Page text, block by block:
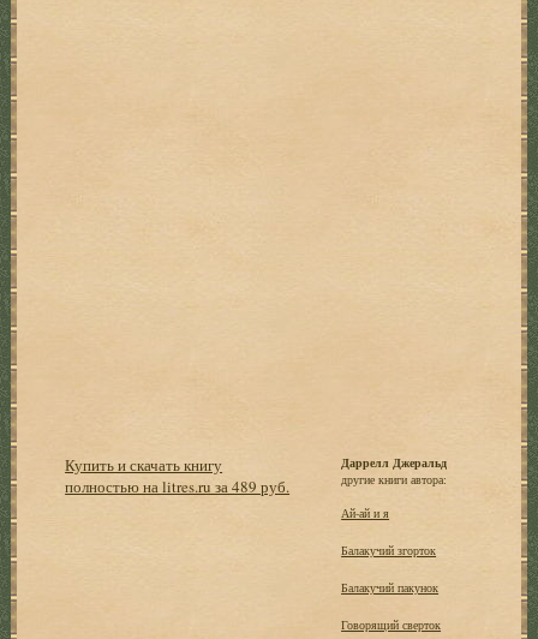
Купить и скачать книгу
полностью на litres.ru за 489 руб.
Даррелл Джеральд
другие книги автора:
Ай-ай и я
Балакучий згорток
Балакучий пакунок
Говорящий сверток